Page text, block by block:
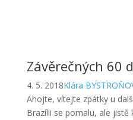
Závěrečných 60
4. 5. 2018Klára
Ahojte, vítejte zpátky u
Brazílii se pomalu, ale jistě